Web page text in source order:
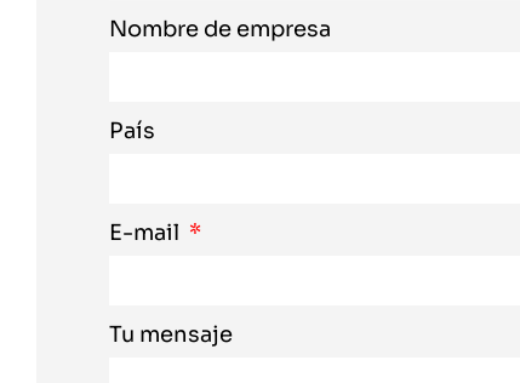
Nombre de empresa
País
E-mail
Tu mensaje